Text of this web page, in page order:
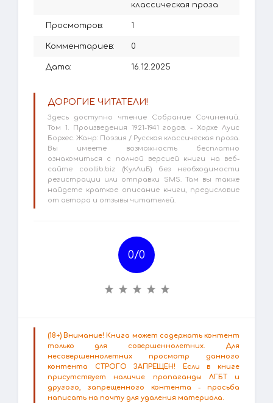
классическая проза
Просмотров: 1
Комментариев: 0
Дата: 16.12.2025
ДОРОГИЕ ЧИТАТЕЛИ!
Здесь доступно чтение Собрание Сочинений.
Том 1. Произведения 1921-1941 годов. - Хорхе Луис
Борхес. Жанр: Поэзия / Русская классическая проза.
Вы имеете возможность бесплатно
ознакомиться с полной версией книги на веб-
сайте coollib.biz (КулЛиБ) без необходимости
регистрации или отправки SMS. Там вы также
найдете краткое описание книги, предисловие
от автора и отзывы читателей.
0/0
(18+) Внимание! Книга может содержать контент
только для совершеннолетних. Для
несовершеннолетних просмотр данного
контента СТРОГО ЗАПРЕЩЕН! Если в книге
присутствует наличие пропаганды ЛГБТ и
другого, запрещенного контента - просьба
написать на почту для удаления материала.